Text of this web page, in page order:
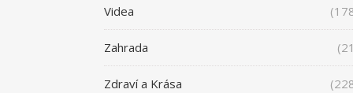
Videa
Zahrada
Zdraví a Krása